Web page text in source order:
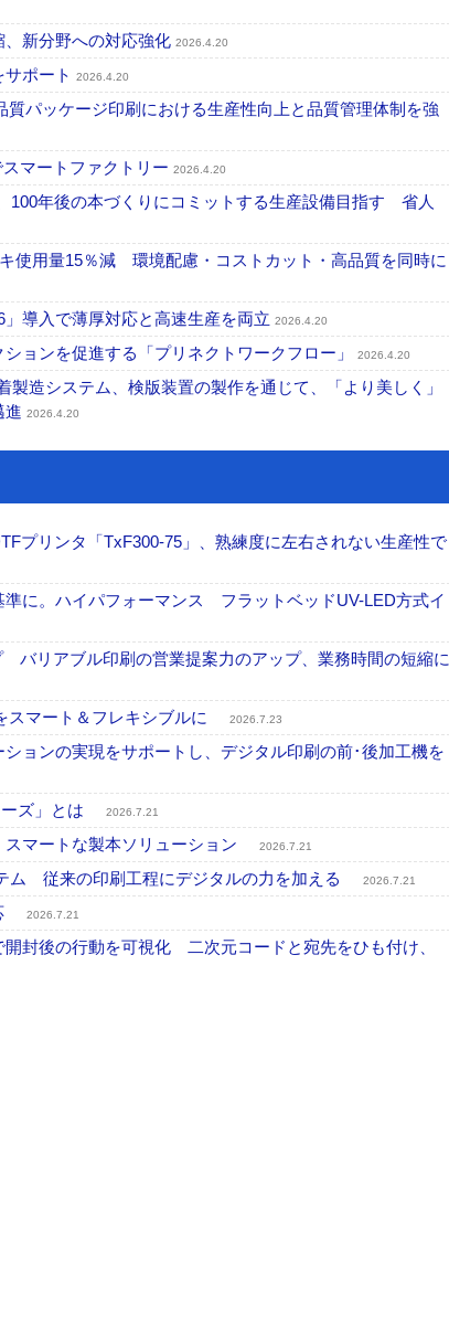
新分野への対応強化 2026.4.20
ポート 2026.4.20
パッケージ印刷における生産性向上と品質管理体制を強
マートファクトリー 2026.4.20
年後の本づくりにコミットする生産設備目指す 省人
使用量15％減 環境配慮・コストカット・高品質を同時に
導入で薄厚対応と高速生産を両立 2026.4.20
ンを促進する「プリネクトワークフロー」 2026.4.20
造システム、検版装置の製作を通じて、「より美しく」
進 2026.4.20
プリンタ「TxF300-75」、熟練度に左右されない生産性で
に。ハイパフォーマンス フラットベッドUV-LED方式イ
リアブル印刷の営業提案力のアップ、業務時間の短縮に
マート＆フレキシブルに 2026.7.23
ョンの実現をサポートし、デジタル印刷の前･後加工機を
ズ」とは 2026.7.21
マートな製本ソリューション 2026.7.21
ム 従来の印刷工程にデジタルの力を加える 2026.7.21
2026.7.21
封後の行動を可視化 二次元コードと宛先をひも付け、